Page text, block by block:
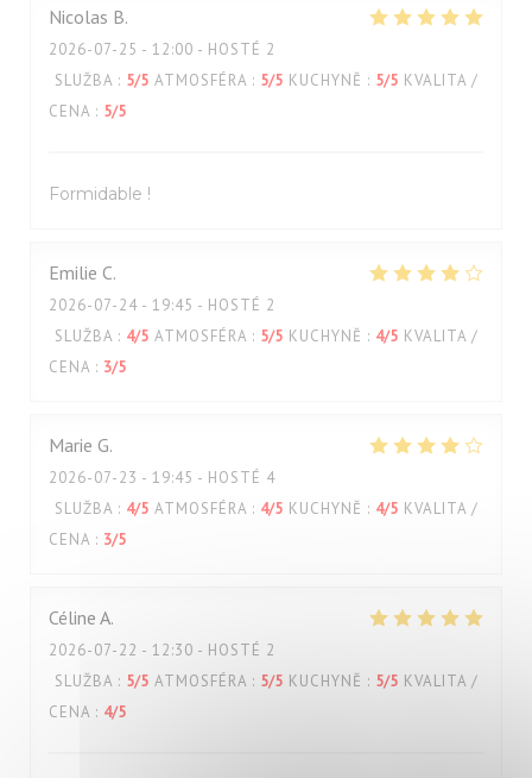
Nicolas B
2026-07-25 - 12:00 - HOSTÉ 2
SLUŽBA : 5/5 ATMOSFÉRA : 5/5 KUCHYNĚ : 5/5 KVALITA /
CENA : 5/5
Formidable !
Emilie C
2026-07-24 - 19:45 - HOSTÉ 2
SLUŽBA : 4/5 ATMOSFÉRA : 5/5 KUCHYNĚ : 4/5 KVALITA /
CENA : 3/5
Marie G
2026-07-23 - 19:45 - HOSTÉ 4
SLUŽBA : 4/5 ATMOSFÉRA : 4/5 KUCHYNĚ : 4/5 KVALITA /
CENA : 3/5
Céline A
2026-07-22 - 12:30 - HOSTÉ 2
SLUŽBA : 5/5 ATMOSFÉRA : 5/5 KUCHYNĚ : 5/5 KVALITA /
CENA : 4/5